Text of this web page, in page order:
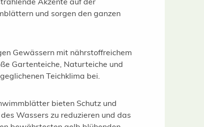
und sorgen den ganzen
Gewässern mit nährstoffreichem
Gartenteiche, Naturteiche und
Teichklima bei.
bieten Schutz und
Wassers zu reduzieren und das